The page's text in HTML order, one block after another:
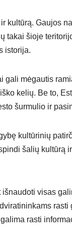
kultūrą. Gaujos
takai šioje
istorija.
mėgautis
kelių. Be to,
šurmulio ir
kultūrinių
šalių kultūrą
visas
rasti
rasti